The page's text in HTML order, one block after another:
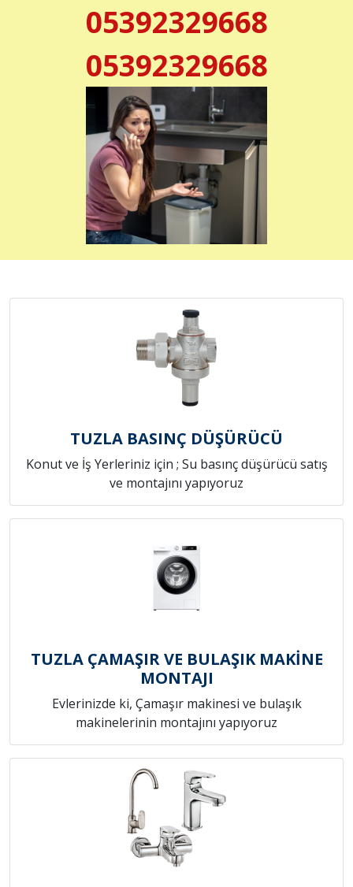
05392329668
05392329668
TUZLA BASINÇ DÜŞÜRÜCÜ
Konut ve İş Yerleriniz için ; Su basınç düşürücü satış
ve montajını yapıyoruz
TUZLA ÇAMAŞIR VE BULAŞIK MAKİNE
MONTAJI
Evlerinizde ki, Çamaşır makinesi ve bulaşık
makinelerinin montajını yapıyoruz